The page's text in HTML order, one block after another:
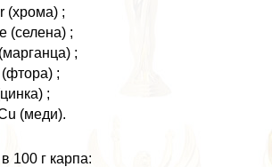
(хрома) ;
(селена) ;
;
;
;
(меди).
в 100 г карпа: